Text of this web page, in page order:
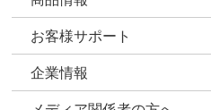
お客様サポート
企業情報